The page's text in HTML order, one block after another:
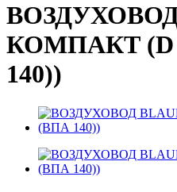
ВОЗДУХОВОД
КОМПАКТ (D
140))